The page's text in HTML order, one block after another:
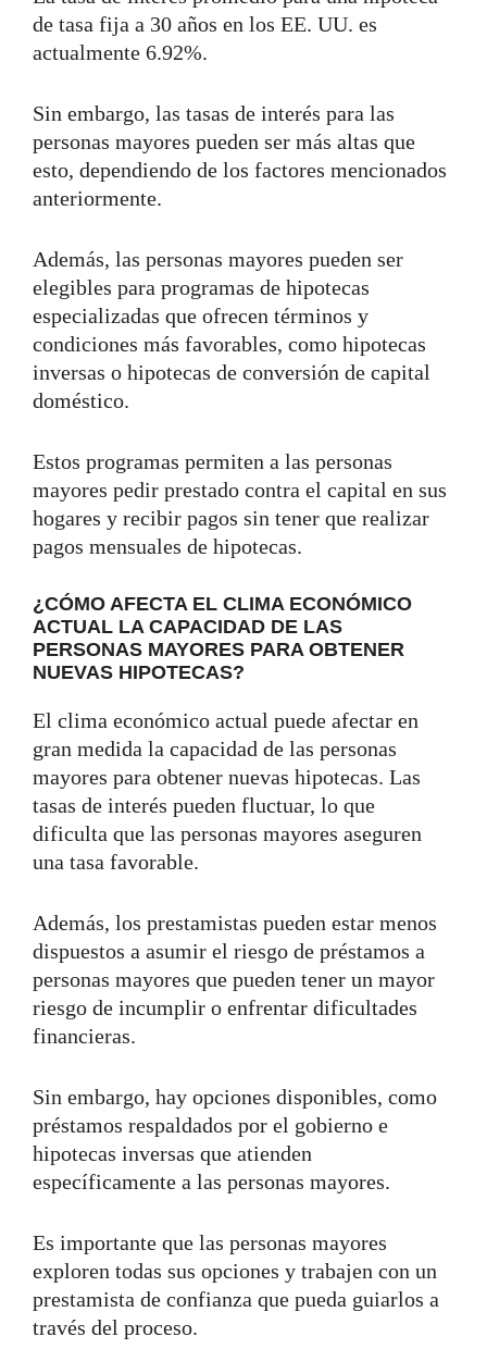
de tasa fija a 30 años en los EE. UU. es
actualmente 6.92%.
Sin embargo, las tasas de interés para las
personas mayores pueden ser más altas que
esto, dependiendo de los factores mencionados
anteriormente.
Además, las personas mayores pueden ser
elegibles para programas de hipotecas
especializadas que ofrecen términos y
condiciones más favorables, como hipotecas
inversas o hipotecas de conversión de capital
doméstico.
Estos programas permiten a las personas
mayores pedir prestado contra el capital en sus
hogares y recibir pagos sin tener que realizar
pagos mensuales de hipotecas.
¿CÓMO AFECTA EL CLIMA ECONÓMICO
ACTUAL LA CAPACIDAD DE LAS
PERSONAS MAYORES PARA OBTENER
NUEVAS HIPOTECAS?
El clima económico actual puede afectar en
gran medida la capacidad de las personas
mayores para obtener nuevas hipotecas. Las
tasas de interés pueden fluctuar, lo que
dificulta que las personas mayores aseguren
una tasa favorable.
Además, los prestamistas pueden estar menos
dispuestos a asumir el riesgo de préstamos a
personas mayores que pueden tener un mayor
riesgo de incumplir o enfrentar dificultades
financieras.
Sin embargo, hay opciones disponibles, como
préstamos respaldados por el gobierno e
hipotecas inversas que atienden
específicamente a las personas mayores.
Es importante que las personas mayores
exploren todas sus opciones y trabajen con un
prestamista de confianza que pueda guiarlos a
través del proceso.